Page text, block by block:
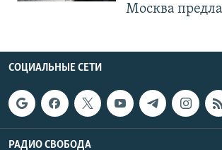
Москва
СОЦИАЛЬНЫЕ СЕТИ
РАДИО СВОБОДА